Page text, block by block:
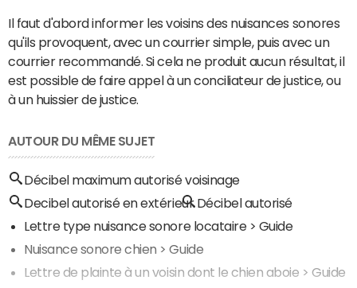
Il faut d'abord informer les voisins des nuisances sonores
qu'ils provoquent, avec un courrier simple, puis avec un
courrier recommandé. Si cela ne produit aucun résultat, il
est possible de faire appel à un conciliateur de justice, ou
à un huissier de justice.
AUTOUR DU MÊME SUJET
Décibel maximum autorisé voisinage
Decibel autorisé en extérieur Décibel autorisé
Lettre type nuisance sonore locataire> Guide
Nuisance sonore chien > Guide
Lettre de plainte à un voisin dont le chien aboie > Guide